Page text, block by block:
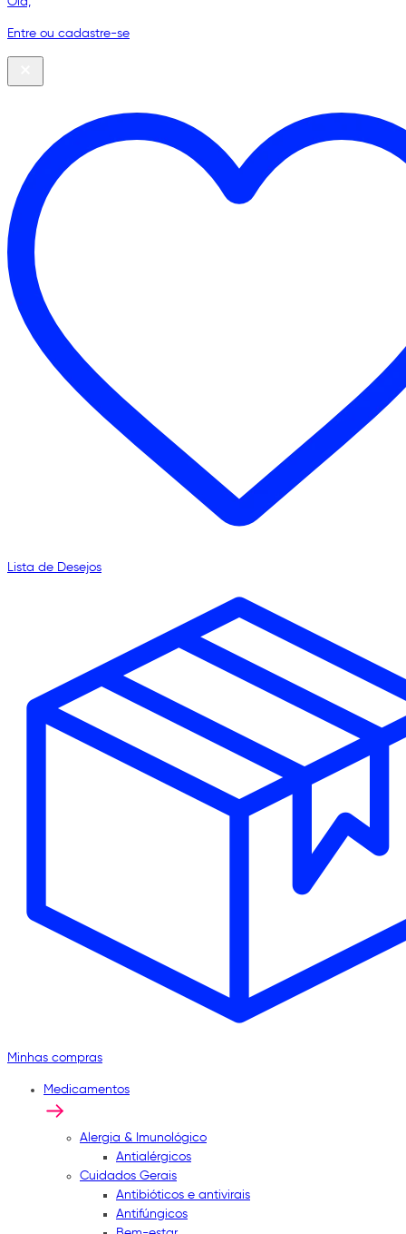
Entre ou cadastre-se
Lista de Desejos
Minhas compras
Medicamentos
Alergia & Imunológico
Antialérgicos
Cuidados Gerais
Antibióticos e antivirais
Antifúngicos